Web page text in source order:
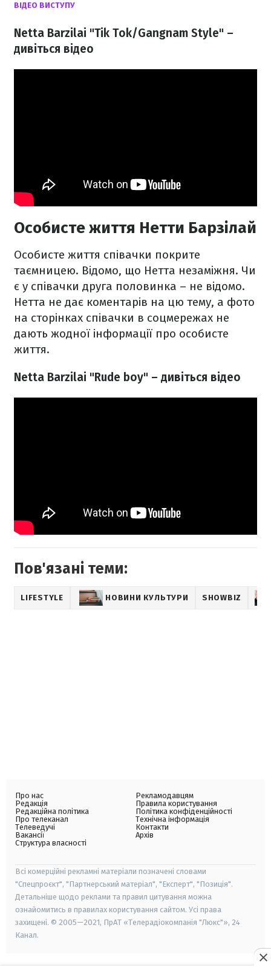
ВІДЕО ВИСТУПУ
Netta Barzilai "Tik Tok/Gangnam Style" –
дивіться відео
Особисте життя Нетти Барзілай
Особисте життя співачки покрите
таємницею. Відомо, що Нетта незаміжня. Чи
є у співачки друга половинка – не відомо.
Нетта не дає коментарів на цю тему, а фото
на сторінках співачки в соцмережах не
дають жодної інформації про особисте
життя.
Netta Вarzilai "Rude boy" – дивіться відео
Пов'язані теми:
LIFESTYLE НОВИНИ КУЛЬТУРИ SHOWBIZ
Про нас
Редакція
Редакційна політика
Про телеканал
Телеведучі
Вакансії
Структура власності
Рекламодавцям
Правила користування
Політика конфіденційності
Технічна інформація
Контакти
Архів
Всі комерційні рекламні матеріали позначені словами
"Спецпроєкт", "Партнерський матеріал", "Експерт", "Позиція".
Детальніше щодо реклами та правил цитування можна
ознайомитись в правилах користування сайтом. Усі права
захищені. © 2005—2021, ПрАТ «Телерадіокомпанія "Люкс"», 24
Канал.